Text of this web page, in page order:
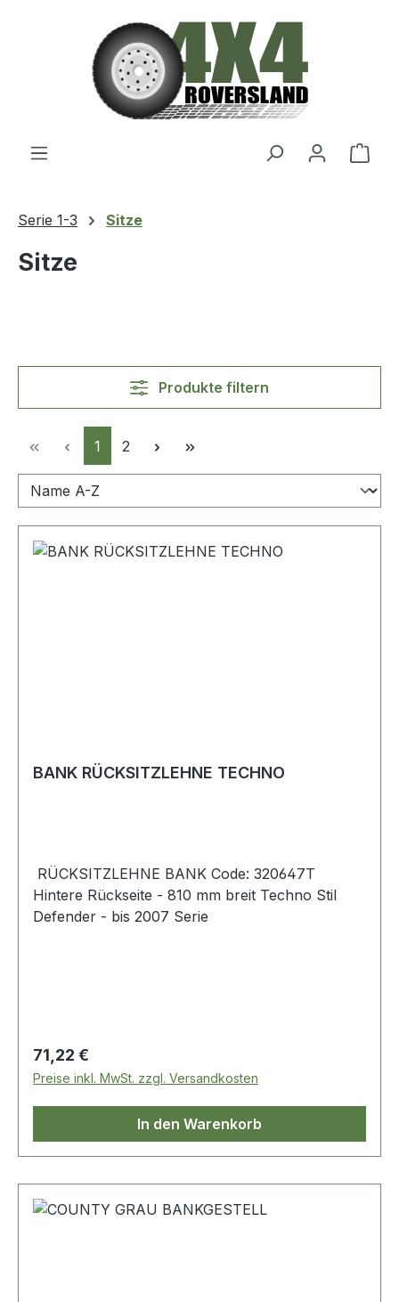
Zum Hauptinhalt springen
Serie 1-3 Sitze
Sitze
Produkte filtern
Seite
1 Seite
2
BANK RÜCKSITZLEHNE TECHNO
RÜCKSITZLEHNE BANK Code: 320647T
Hintere Rückseite - 810 mm breit Techno Stil
Defender - bis 2007 Serie
Regulärer Preis:
71,22 €
Preise inkl. MwSt. zzgl. Versandkosten
In den Warenkorb